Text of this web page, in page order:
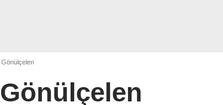
Gönülçelen
Gönülçelen